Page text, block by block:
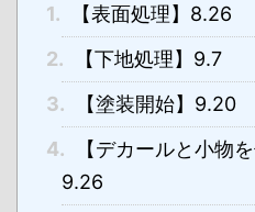
1.
【表面処理】8.26
2.
【下地処理】9.7
3.
【塗装開始】9.20
4.
【デカールと小物
9.26